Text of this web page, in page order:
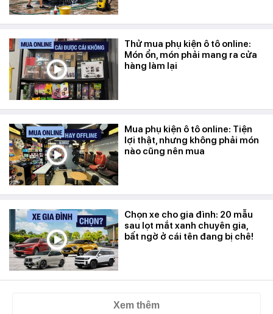
Thử mua phụ kiện ô tô online:
Món ổn, món phải mang ra cửa
hàng làm lại
Mua phụ kiện ô tô online: Tiện
lợi thật, nhưng không phải món
nào cũng nên mua
Chọn xe cho gia đình: 20 mẫu
sau lọt mắt xanh chuyên gia,
bất ngờ ở cái tên đang bị chê!
Xem thêm